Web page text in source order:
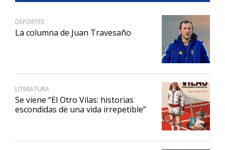
DEPORTES
La columna de Juan Travesaño
LITERATURA
Se viene “El Otro Vilas: historias
escondidas de una vida irrepetible”